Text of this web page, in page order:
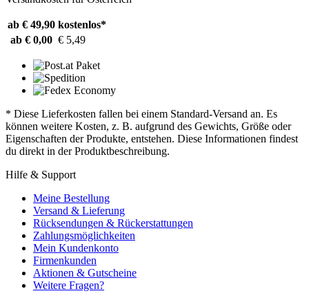
ab € 49,90 kostenlos*
ab € 0,00 € 5,49
* Diese Lieferkosten fallen bei einem Standard-Versand an. Es
können weitere Kosten, z. B. aufgrund des Gewichts, Größe oder
Eigenschaften der Produkte, entstehen. Diese Informationen findest
du direkt in der Produktbeschreibung.
Hilfe & Support
Meine Bestellung
Versand & Lieferung
Rücksendungen & Rückerstattungen
Zahlungsmöglichkeiten
Mein Kundenkonto
Firmenkunden
Aktionen & Gutscheine
Weitere Fragen?